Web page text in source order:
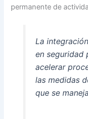
permanente de
La
en seguridad
acelerar
las medidas
que se